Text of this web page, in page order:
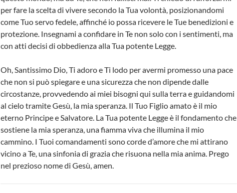
per fare la scelta di vivere secondo la Tua volontà, posizionandomi
come Tuo servo fedele, affinché io possa ricevere le Tue benedizioni e
protezione. Insegnami a confidare in Te non solo con i sentimenti, ma
con atti decisi di obbedienza alla Tua potente Legge.
Oh, Santissimo Dio, Ti adoro e Ti lodo per avermi promesso una pace
che non si può spiegare e una sicurezza che non dipende dalle
circostanze, provvedendo ai miei bisogni qui sulla terra e guidandomi
al cielo tramite Gesù, la mia speranza. Il Tuo Figlio amato è il mio
eterno Principe e Salvatore. La Tua potente Legge è il fondamento che
sostiene la mia speranza, una fiamma viva che illumina il mio
cammino. I Tuoi comandamenti sono corde d’amore che mi attirano
vicino a Te, una sinfonia di grazia che risuona nella mia anima. Prego
nel prezioso nome di Gesù, amen.